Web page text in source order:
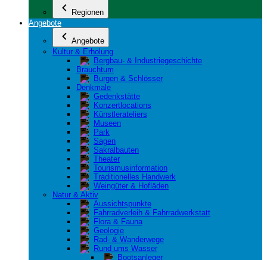
Regionen
Angebote
Angebote
Kultur & Erholung
Bergbau- & Industriegeschichte
Brauchtum
Burgen & Schlösser
Denkmale
Gedenkstätte
Konzertlocations
Künstlerateliers
Museen
Park
Sagen
Sakralbauten
Theater
Tourismusinformation
Traditionelles Handwerk
Weingüter & Hofläden
Natur & Aktiv
Aussichtspunkte
Fahrradverleih & Fahrradwerkstatt
Flora & Fauna
Geologie
Rad- & Wanderwege
Rund ums Wasser
Bootsanleger